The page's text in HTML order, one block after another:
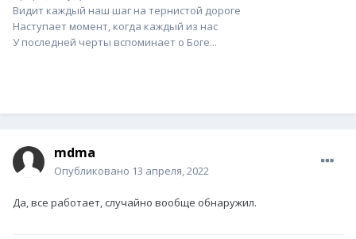
Видит каждый наш шаг на тернистой дороге
Наступает момент, когда каждый из нас
У последней черты вспоминает о Боге...
mdma
Опубликовано 13 апреля, 2022
Да, все работает, случайно вообще обнаружил.